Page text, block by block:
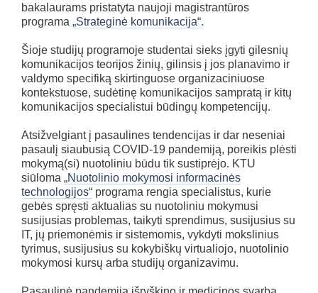
bakalaurams pristatyta naujoji magistrantūros
programa „Strateginė komunikacija“.
Šioje studijų programoje studentai sieks įgyti gilesnių
komunikacijos teorijos žinių, gilinsis į jos planavimo ir
valdymo specifiką skirtinguose organizaciniuose
kontekstuose, sudėtinę komunikacijos sampratą ir kitų
komunikacijos specialistui būdingų kompetencijų.
Atsižvelgiant į pasaulines tendencijas ir dar neseniai
pasaulį siaubusią COVID-19 pandemiją, poreikis plėsti
mokymą(si) nuotoliniu būdu tik sustiprėjo. KTU
siūloma „Nuotolinio mokymosi informacinės
technologijos“ programa rengia specialistus, kurie
gebės spręsti aktualias su nuotoliniu mokymusi
susijusias problemas, taikyti sprendimus, susijusius su
IT, jų priemonėmis ir sistemomis, vykdyti mokslinius
tyrimus, susijusius su kokybiškų virtualiojo, nuotolinio
mokymosi kursų arba studijų organizavimu.